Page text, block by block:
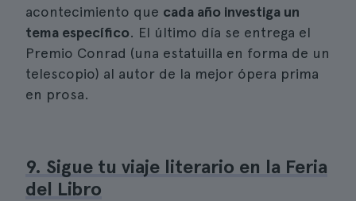
acontecimiento que cada año investiga un
tema específico. El último día se entrega el
Premio Conrad (una estatuilla en forma de un
telescopio) al autor de la mejor ópera prima
en prosa.
9. Sigue tu viaje literario en la Feria
del Libro